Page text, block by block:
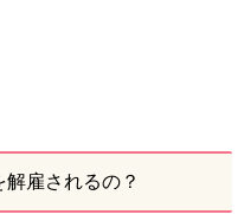
雇されるの？